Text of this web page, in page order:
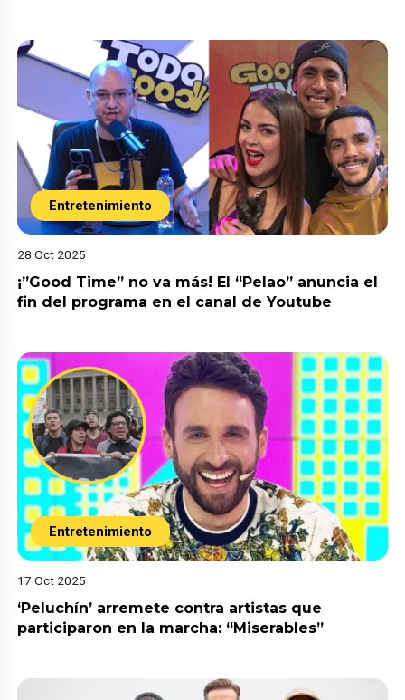
Entretenimiento
28 Oct 2025
¡”Good Time” no va más! El “Pelao” anuncia el
fin del programa en el canal de Youtube
Entretenimiento
17 Oct 2025
‘Peluchín’ arremete contra artistas que
participaron en la marcha: “Miserables”